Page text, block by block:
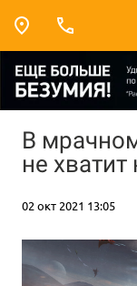
В
не хватит
02 окт 2021 13:05